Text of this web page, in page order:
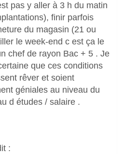
pas y aller à 3 h du matin
finir parfois
du magasin (21 ou
le week-end c est ça le
chef de rayon Bac + 5 . Je
que ces conditions
rêver et soient
géniales au niveau du
d études / salaire .
: